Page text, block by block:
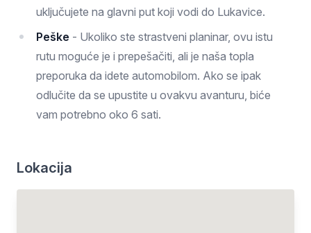
uključujete na glavni put koji vodi do Lukavice.
Peške - Ukoliko ste strastveni planinar, ovu istu
rutu moguće je i prepešačiti, ali je naša topla
preporuka da idete automobilom. Ako se ipak
odlučite da se upustite u ovakvu avanturu, biće
vam potrebno oko 6 sati.
Lokacija